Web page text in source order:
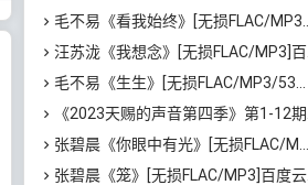
毛不易《看我始终》[无损FLAC/MP3/44MB]百度云网盘下载
汪苏泷《我想念》[无损FLAC/MP3]百度云网盘下载
毛不易《生生》[无损FLAC/MP3/53MB]百度云网盘下载
《2023天赐的声音第四季》第1-12期歌曲[无损FLAC/MP3]百度云网盘下载
张碧晨《你眼中有光》[无损FLAC/MP3]百度云网盘下载
张碧晨《笼》[无损FLAC/MP3]百度云网盘下载